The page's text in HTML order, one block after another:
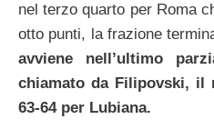
nel terzo quarto per Roma
otto punti, la frazione
avviene nell’ultimo
chiamato da Filipovski, il
63-64 per Lubiana.